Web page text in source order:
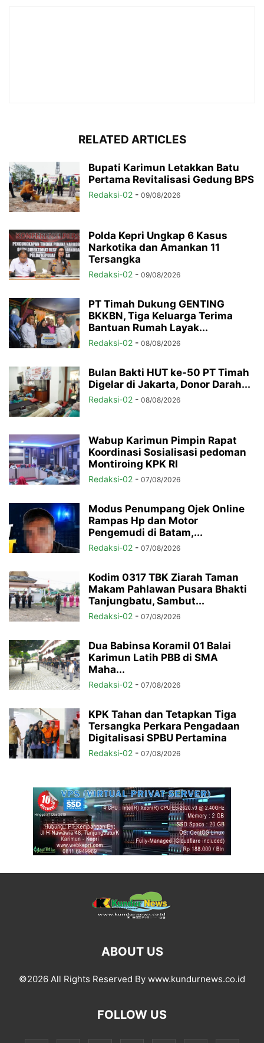
RELATED ARTICLES
Bupati Karimun Letakkan Batu
Pertama Revitalisasi Gedung BPS
Redaksi-02 - 09/08/2026
Polda Kepri Ungkap 6 Kasus
Narkotika dan Amankan 11
Tersangka
Redaksi-02 - 09/08/2026
PT Timah Dukung GENTING
BKKBN, Tiga Keluarga Terima
Bantuan Rumah Layak...
Redaksi-02 - 08/08/2026
Bulan Bakti HUT ke-50 PT Timah
Digelar di Jakarta, Donor Darah...
Redaksi-02 - 08/08/2026
Wabup Karimun Pimpin Rapat
Koordinasi Sosialisasi pedoman
Montiroing KPK RI
Redaksi-02 - 07/08/2026
Modus Penumpang Ojek Online
Rampas Hp dan Motor
Pengemudi di Batam,...
Redaksi-02 - 07/08/2026
Kodim 0317 TBK Ziarah Taman
Makam Pahlawan Pusara Bhakti
Tanjungbatu, Sambut...
Redaksi-02 - 07/08/2026
Dua Babinsa Koramil 01 Balai
Karimun Latih PBB di SMA
Maha...
Redaksi-02 - 07/08/2026
KPK Tahan dan Tetapkan Tiga
Tersangka Perkara Pengadaan
Digitalisasi SPBU Pertamina
Redaksi-02 - 07/08/2026
ABOUT US
©2026 All Rights Reserved By www.kundurnews.co.id
FOLLOW US